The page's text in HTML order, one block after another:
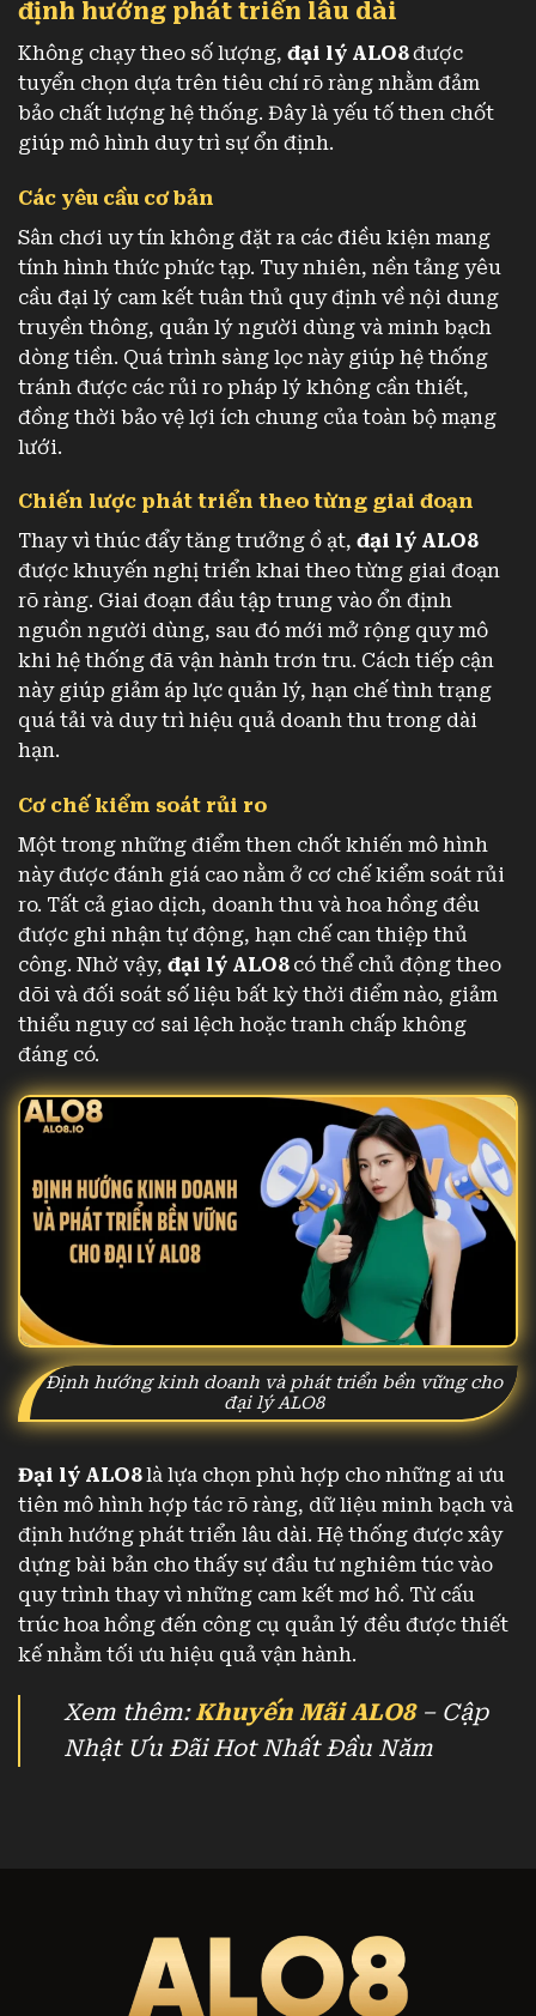
định hướng phát triển lâu dài
Không chạy theo số lượng, đại lý ALO8được
tuyển chọn dựa trên tiêu chí rõ ràng nhằm đảm
bảo chất lượng hệ thống. Đây là yếu tố then chốt
giúp mô hình duy trì sự ổn định.
Các yêu cầu cơ bản
Sân chơi uy tín không đặt ra các điều kiện mang
tính hình thức phức tạp. Tuy nhiên, nền tảng yêu
cầu đại lý cam kết tuân thủ quy định về nội dung
truyền thông, quản lý người dùng và minh bạch
dòng tiền. Quá trình sàng lọc này giúp hệ thống
tránh được các rủi ro pháp lý không cần thiết,
đồng thời bảo vệ lợi ích chung của toàn bộ mạng
lưới.
Chiến lược phát triển theo từng giai đoạn
Thay vì thúc đẩy tăng trưởng ồ ạt, đại lý ALO8
được khuyến nghị triển khai theo từng giai đoạn
rõ ràng. Giai đoạn đầu tập trung vào ổn định
nguồn người dùng, sau đó mới mở rộng quy mô
khi hệ thống đã vận hành trơn tru. Cách tiếp cận
này giúp giảm áp lực quản lý, hạn chế tình trạng
quá tải và duy trì hiệu quả doanh thu trong dài
hạn.
Cơ chế kiểm soát rủi ro
Một trong những điểm then chốt khiến mô hình
này được đánh giá cao nằm ở cơ chế kiểm soát rủi
ro. Tất cả giao dịch, doanh thu và hoa hồng đều
được ghi nhận tự động, hạn chế can thiệp thủ
công. Nhờ vậy, đại lý ALO8có thể chủ động theo
dõi và đối soát số liệu bất kỳ thời điểm nào, giảm
thiểu nguy cơ sai lệch hoặc tranh chấp không
đáng có.
Định hướng kinh doanh và phát triển bền vững cho
đại lý ALO8
Đại lý ALO8là lựa chọn phù hợp cho những ai ưu
tiên mô hình hợp tác rõ ràng, dữ liệu minh bạch và
định hướng phát triển lâu dài. Hệ thống được xây
dựng bài bản cho thấy sự đầu tư nghiêm túc vào
quy trình thay vì những cam kết mơ hồ. Từ cấu
trúc hoa hồng đến công cụ quản lý đều được thiết
kế nhằm tối ưu hiệu quả vận hành.
Xem thêm:Khuyến Mãi ALO8– Cập
Nhật Ưu Đãi Hot Nhất Đầu Năm